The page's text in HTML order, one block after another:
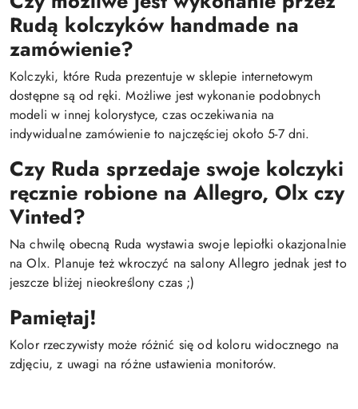
Rudą kolczyków handmade na
zamówienie?
Kolczyki, które Ruda prezentuje w sklepie internetowym
dostępne są od ręki. Możliwe jest wykonanie podobnych
modeli w innej kolorystyce, czas oczekiwania na
indywidualne zamówienie to najczęściej około 5-7 dni.
Czy Ruda sprzedaje swoje kolczyki
ręcznie robione na Allegro, Olx czy
Vinted?
Na chwilę obecną Ruda wystawia swoje lepiołki okazjonalnie
na Olx. Planuje też wkroczyć na salony Allegro jednak jest to
jeszcze bliżej nieokreślony czas ;)
Pamiętaj!
Kolor rzeczywisty może różnić się od koloru widocznego na
zdjęciu, z uwagi na różne ustawienia monitorów.